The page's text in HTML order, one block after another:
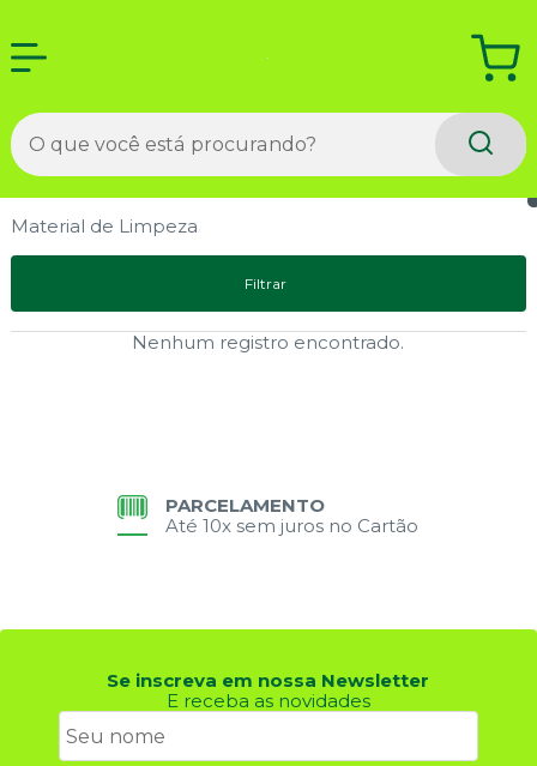
Material de Limpeza
Filtrar
Nenhum registro encontrado.
PARCELAMENTO
Até 10x sem juros no Cartão
Se inscreva em nossa Newsletter
E receba as novidades